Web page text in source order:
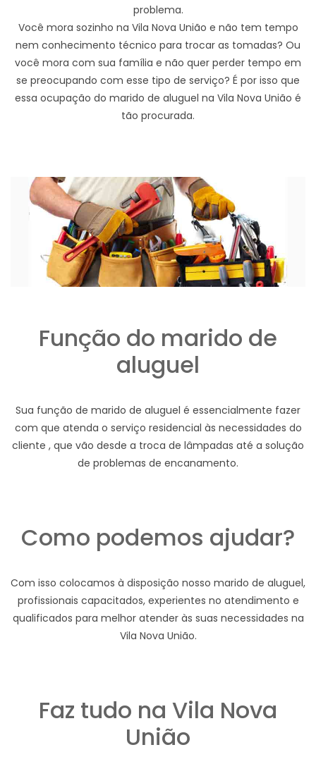
problema.
Você mora sozinho na Vila Nova União e não tem tempo
nem conhecimento técnico para trocar as tomadas? Ou
você mora com sua família e não quer perder tempo em
se preocupando com esse tipo de serviço? É por isso que
essa ocupação do marido de aluguel na Vila Nova União é
tão procurada.
Função do marido de
aluguel
Sua função de marido de aluguel é essencialmente fazer
com que atenda o serviço residencial às necessidades do
cliente , que vão desde a troca de lâmpadas até a solução
de problemas de encanamento.
Como podemos ajudar?
Com isso colocamos à disposição nosso marido de aluguel,
profissionais capacitados, experientes no atendimento e
qualificados para melhor atender às suas necessidades na
Vila Nova União.
Faz tudo na Vila Nova
União